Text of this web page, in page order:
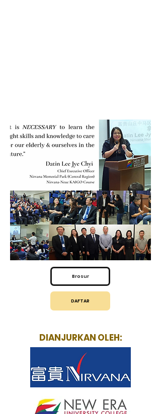
Brosur
DAFTAR
DIANJURKAN OLEH: